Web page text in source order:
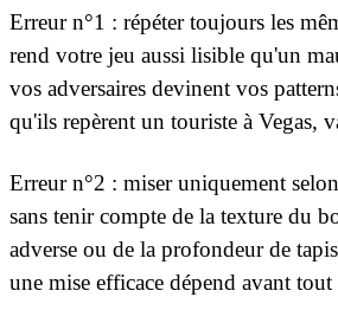
Erreur n°1 : répéter toujours les
rend votre jeu aussi lisible qu'un
vos adversaires devinent vos
qu'ils repèrent un touriste à Vegas,
Erreur n°2 : miser uniquement
sans tenir compte de la texture du
adverse ou de la profondeur de
une mise efficace dépend avant